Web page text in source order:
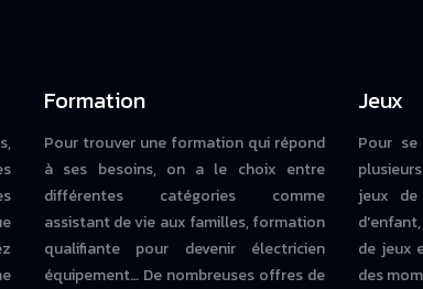
Formation
Pour trouver une formation qui répond
à ses besoins, on a le choix entre
différentes catégories comme
assistant de vie aux familles, formation
qualifiante pour devenir électricien
équipement… De nombreuses offres de
Jeux
Pour
jeux
de jeux
des